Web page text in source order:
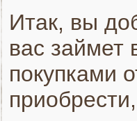
Итак, вы
вас займет
покупками